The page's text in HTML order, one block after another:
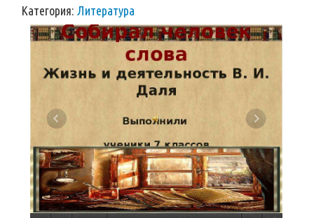
Категория: Литература